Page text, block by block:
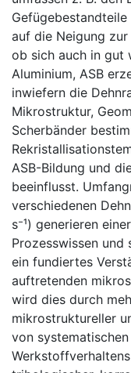
auf die Neigung
ob sich auch in gut
Aluminium, ASB
inwiefern die
Mikrostruktur,
Scherbänder
ASB-Bildung und
beeinflusst.
verschiedenen
s⁻¹) generieren
Prozesswissen
ein fundiertes
auftretenden
wird dies durch
mikrostruktureller
von